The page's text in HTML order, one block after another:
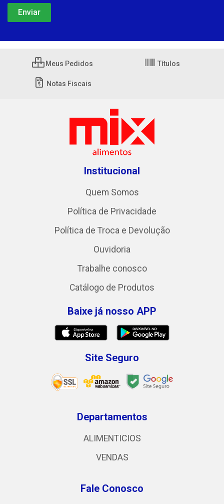
Meus Pedidos Títulos
Notas Fiscais
Institucional
Quem Somos
Política de Privacidade
Política de Troca e Devolução
Ouvidoria
Trabalhe conosco
Catálogo de Produtos
Baixe já nosso APP
Site Seguro
Departamentos
ALIMENTICIOS
VENDAS
Fale Conosco